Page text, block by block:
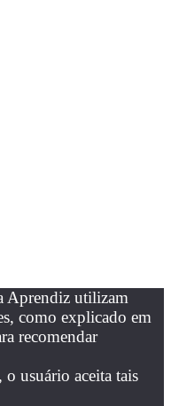
Aprendiz utilizam
como explicado em
recomendar
usuário aceita tais